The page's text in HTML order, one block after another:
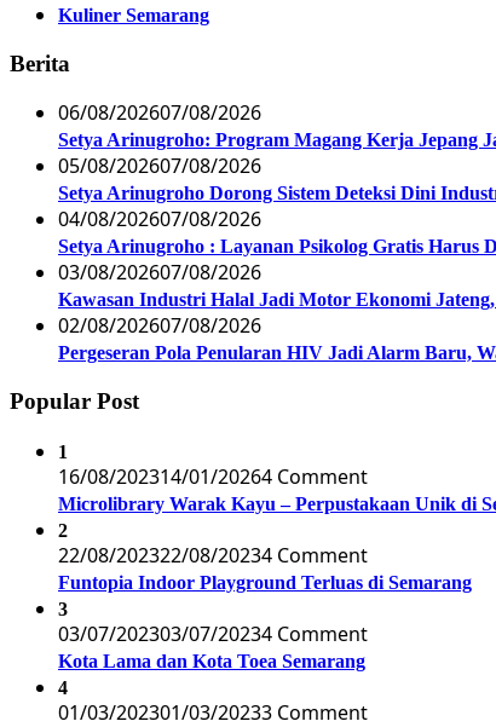
Kuliner Semarang
Berita
06/08/202607/08/2026
Setya Arinugroho: Program Magang Kerja Jepang
05/08/202607/08/2026
Setya Arinugroho Dorong Sistem Deteksi Dini
04/08/202607/08/2026
Setya Arinugroho : Layanan Psikolog Gratis Harus
03/08/202607/08/2026
Kawasan Industri Halal Jadi Motor Ekonomi
02/08/202607/08/2026
Pergeseran Pola Penularan HIV Jadi Alarm Baru,
Popular Post
1
16/08/202314/01/20264 Comment
Microlibrary Warak Kayu – Perpustakaan Unik di
2
22/08/202322/08/20234 Comment
Funtopia Indoor Playground Terluas di Semarang
3
03/07/202303/07/20234 Comment
Kota Lama dan Kota Toea Semarang
4
01/03/202301/03/20233 Comment